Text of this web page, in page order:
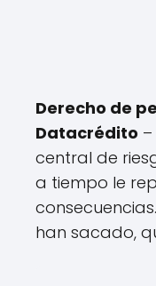
Derecho de
Datacrédito
central de
a tiempo le
han sacado,